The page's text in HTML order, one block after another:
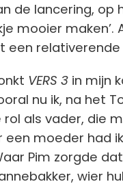
de lancering,
mooier
een
VERS 3 in mijn
nu ik, na het
rol als vader, die
moeder had
Pim zorgde
wier